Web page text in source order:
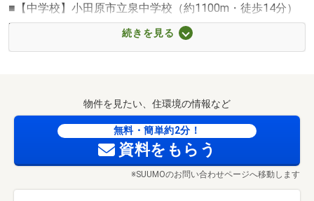
■【中学校】小田原市立泉中学校（約1100m・徒歩14分）
■【駅】富水駅(小田急 小田原線)（約780m・徒歩10分）
■【幼稚園・保育園】小田原市立報徳幼稚園（約970m・徒
■【スーパー】そうてつローゼン富水店（約660m・徒歩9
■【ドラッグストア】ドラッグストアコスモス（約210m・
徒歩3分）
続きを見る
物件を見たい、住環境の情報など
無料・簡単約2分！
資料をもらう
※SUUMOのお問い合わせページへ移動します